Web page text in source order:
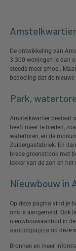
De ontwikkeling van
3.300 woningen is dan
steeds meer smoel.
bedoeling dat de
Park,
Amstelkwartier bestaat
heeft meer te bieden,
watertoren, en de
Zuidergasfabriek. En
brede groenstrook met
lekker van de zon en
Nieuwbouw in
Op deze pagina vind je
ons is aangemeld. Ook
nieuwbouwaanbod in
aanbodpagina op deze
Bronnen en meer